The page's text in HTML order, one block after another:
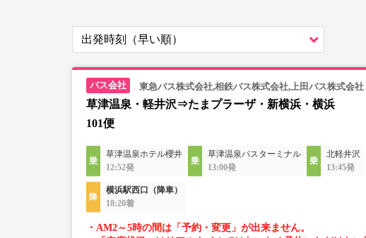
東急バス株式会社,相鉄バス株式会社,上田バス株式会社
草津温泉・軽井沢⇒たまプラーザ・新横浜・横浜
101便
草津温泉ホテル櫻井
12:52発
草津温泉バスターミナル
13:00発
北軽井沢
13:45発
横浜駅西口（降車）
18:20着
・AM2～5時の間は「予約・変更」が出来ません。